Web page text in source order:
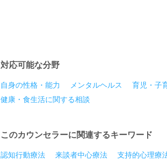
対応可能な分野
自身の性格・能力 メンタルヘルス 育児・子
健康・食生活に関する相談
このカウンセラーに関連するキーワード
認知行動療法 来談者中心療法 支持的心理療